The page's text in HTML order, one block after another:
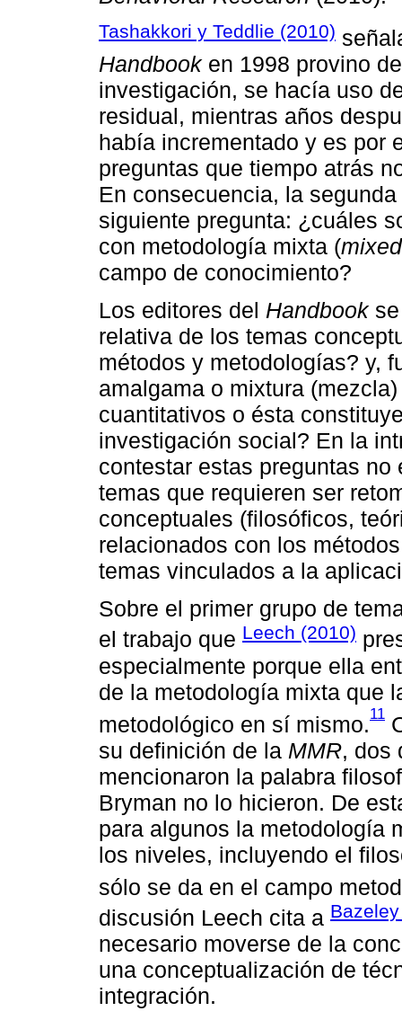
Tashakkori y Teddlie (2010)
Handbooken 1998 provino
investigación, se hacía uso
residual, mientras años
había incrementado y es por
preguntas que tiempo atrás
En consecuencia, la
siguiente pregunta: ¿cuáles
con metodología mixta (
campo de conocimiento?
Los editores del Handbookse
relativa de los temas
métodos y metodologías? y,
amalgama o mixtura
cuantitativos o ésta
investigación social? En la
contestar estas preguntas
temas que requieren ser
conceptuales (filosóficos,
relacionados con los
temas vinculados a la
Sobre el primer grupo de
el trabajo que Leech (2010)
especialmente porque ella
de la metodología mixta que
metodológico en sí mismo.11
su definición de la MMR, dos
mencionaron la palabra
Bryman no lo hicieron. De
para algunos la metodología
los niveles, incluyendo el
sólo se da en el campo
discusión Leech cita a
necesario moverse de la
una conceptualización de
integración.